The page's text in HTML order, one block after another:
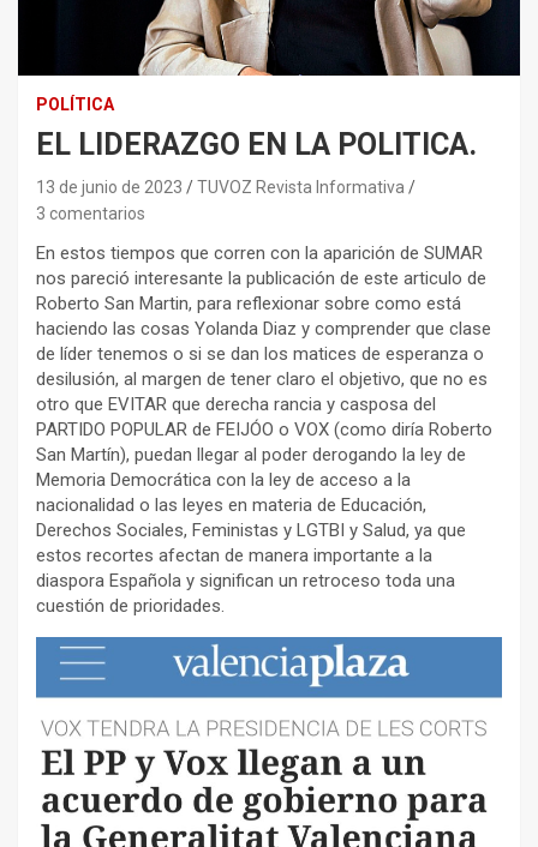
POLÍTICA
EL LIDERAZGO EN LA POLITICA.
13 de junio de 2023
TUVOZ Revista Informativa
3 comentarios
En estos tiempos que corren con la aparición de SUMAR
nos pareció interesante la publicación de este articulo de
Roberto San Martin, para reflexionar sobre como está
haciendo las cosas Yolanda Diaz y comprender que clase
de líder tenemos o si se dan los matices de esperanza o
desilusión, al margen de tener claro el objetivo, que no es
otro que EVITAR que derecha rancia y casposa del
PARTIDO POPULAR de FEIJÓO o VOX (como diría Roberto
San Martín), puedan llegar al poder derogando la ley de
Memoria Democrática con la ley de acceso a la
nacionalidad o las leyes en materia de Educación,
Derechos Sociales, Feministas y LGTBI y Salud, ya que
estos recortes afectan de manera importante a la
diaspora Española y significan un retroceso toda una
cuestión de prioridades.